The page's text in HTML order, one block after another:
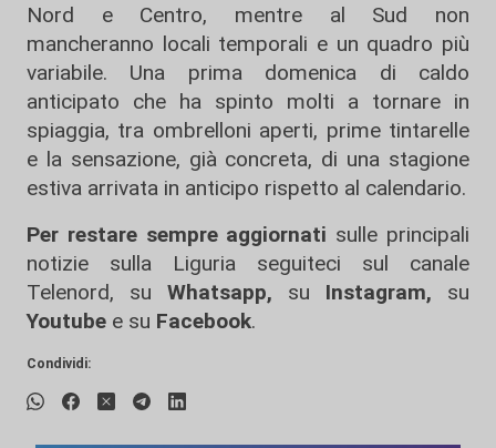
Nord e Centro, mentre al Sud non
mancheranno locali temporali e un quadro più
variabile. Una prima domenica di caldo
anticipato che ha spinto molti a tornare in
spiaggia, tra ombrelloni aperti, prime tintarelle
e la sensazione, già concreta, di una stagione
estiva arrivata in anticipo rispetto al calendario.
Per restare sempre aggiornati sulle principali
notizie sulla Liguria seguiteci sul canale
Telenord, su
Whatsapp, su Instagram, su
Youtube e su Facebook.
Condividi: